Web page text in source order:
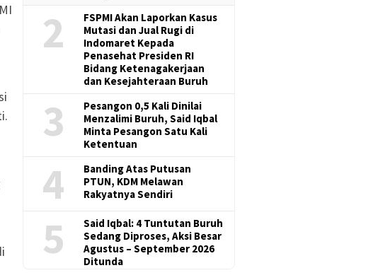
2
FSPMI Akan Laporkan Kasus
Mutasi dan Jual Rugi di
Indomaret Kepada
Penasehat Presiden RI
Bidang Ketenagakerjaan
dan Kesejahteraan Buruh
3
Pesangon 0,5 Kali Dinilai
Menzalimi Buruh, Said Iqbal
Minta Pesangon Satu Kali
Ketentuan
4
Banding Atas Putusan
PTUN, KDM Melawan
Rakyatnya Sendiri
5
Said Iqbal: 4 Tuntutan Buruh
Sedang Diproses, Aksi Besar
Agustus – September 2026
Ditunda